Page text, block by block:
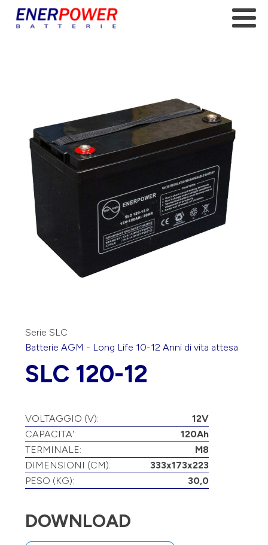
Serie SLC
BatterieAGM - Long Life 10-12 Anni di vita attesa
SLC 120-12
VOLTAGGIO (V):
12V
CAPACITA':
120Ah
TERMINALE:
M8
DIMENSIONI (CM):
333x173x223
PESO (KG):
30,0
DOWNLOAD